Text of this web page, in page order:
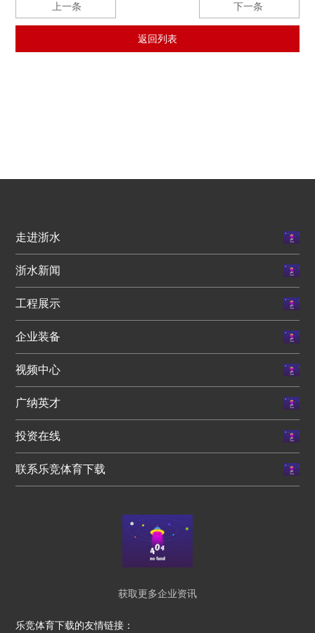
上一条 下一条
返回列表
走进浙水
浙水新闻
工程展示
企业装备
视频中心
广纳英才
投资在线
联系乐竞体育下载
获取更多企业资讯
乐竞体育下载的友情链接：